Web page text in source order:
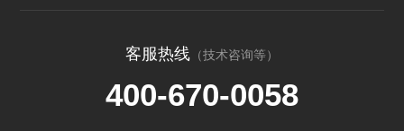
客服热线 （技术咨询等）
400-670-0058